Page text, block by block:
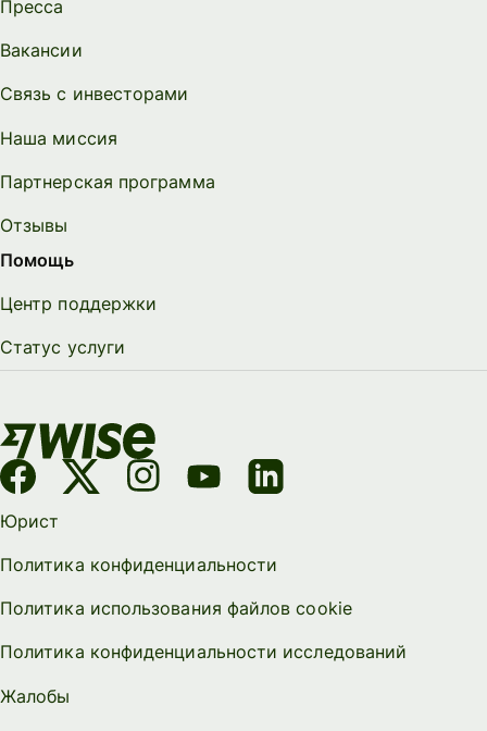
Пресса
Вакансии
Связь с инвесторами
Наша миссия
Партнерская программа
Отзывы
Помощь
Центр поддержки
Статус услуги
Юрист
Политика конфиденциальности
Политика использования файлов cookie
Политика конфиденциальности исследований
Жалобы